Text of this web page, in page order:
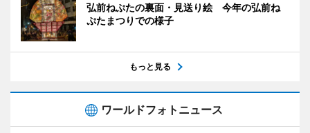
弘前ねぷたの裏面・見送り絵 今年の弘前ね
ぷたまつりでの様子
もっと見る
ワールドフォトニュース